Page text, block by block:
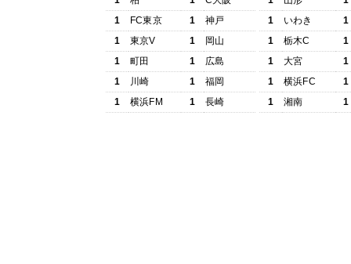
1
FC東京 1
神戸
1
東京V 1
岡山
1
町田 1
広島
1
川崎 1
福岡
1
横浜FM 1 長崎
1
いわき
1
1
栃木C
1
1
大宮
1
1
横浜FC
1
1
湘南 1